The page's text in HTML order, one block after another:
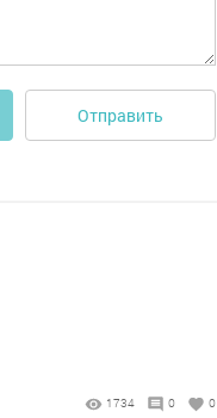
Отправить
1734 0 0